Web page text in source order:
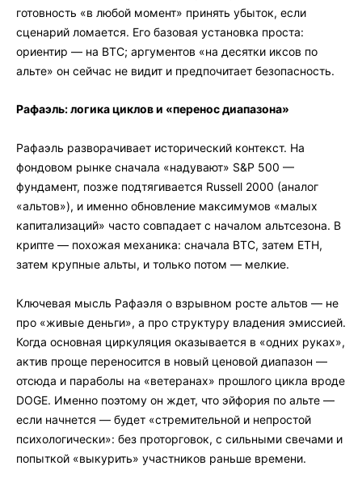
готовность «в любой момент» принять убыток, если
сценарий ломается. Его базовая установка проста:
ориентир — на BTC; аргументов «на десятки иксов по
альте» он сейчас не видит и предпочитает безопасность.
Рафаэль: логика циклов и «перенос диапазона»
Рафаэль разворачивает исторический контекст. На
фондовом рынке сначала «надувают» S&P 500 —
фундамент, позже подтягивается Russell 2000 (аналог
«альтов»), и именно обновление максимумов «малых
капитализаций» часто совпадает с началом альтсезона. В
крипте — похожая механика: сначала BTC, затем ETH,
затем крупные альты, и только потом — мелкие.
Ключевая мысль Рафаэля о взрывном росте альтов — не
про «живые деньги», а про структуру владения эмиссией.
Когда основная циркуляция оказывается в «одних руках»,
актив проще переносится в новый ценовой диапазон —
отсюда и параболы на «ветеранах» прошлого цикла вроде
DOGE. Именно поэтому он ждет, что эйфория по альте —
если начнется — будет «стремительной и непростой
психологически»: без проторговок, с сильными свечами и
попыткой «выкурить» участников раньше времени.